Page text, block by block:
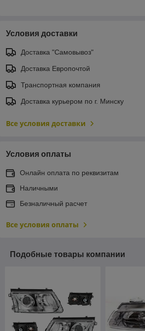
Условия доставки
Доставка "Самовывоз"
Доставка Европочтой
Транспортная компания
Доставка курьером по г. Минску
Все условия доставки
Условия оплаты
Онлайн оплата по реквизитам
Наличными
Безналичный расчет
Все условия оплаты
Подобные товары компании